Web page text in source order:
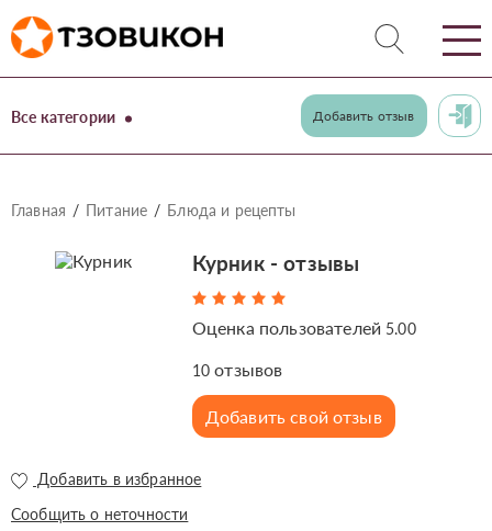
Все категории Добавить отзыв
Главная Питание Блюда и рецепты
Курник - отзывы
Оценка пользователей 5.00
10 отзывов
Добавить свой отзыв
Добавить в избранное
Сообщить о неточности